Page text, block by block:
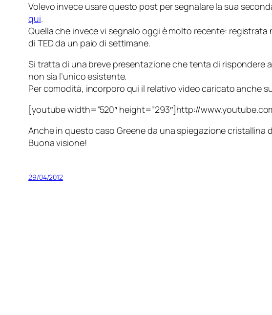
Volevo invece usare questo post per segnalare la sua
qui.
Quella che invece vi segnalo oggi è molto recente:
di TED da un paio di settimane.
Si tratta di una breve presentazione che tenta di rispondere
non sia l’unico esistente.
Per comodità, incorporo qui il relativo video caricato anche
[youtube width=”520″ height=”293″]http://
Anche in questo caso Greene da una spiegazione
Buona visione!
29/04/2012